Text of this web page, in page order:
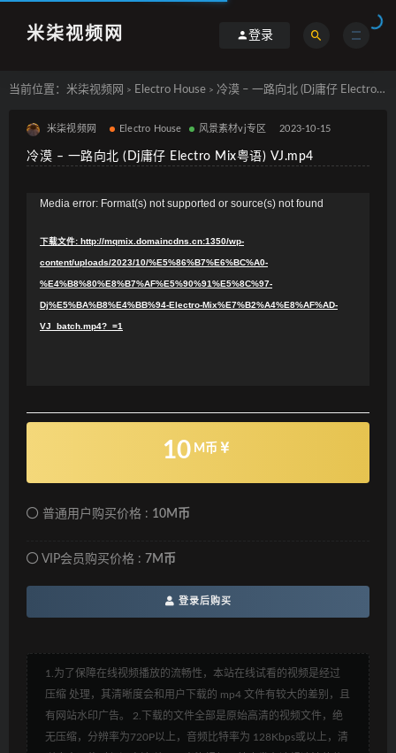
米柒视频网 登录
当前位置： 米柒视频网 > Electro House > 冷漠 – 一路向北 (Dj庸仔 Electro Mix粤语) VJ.mp4
米柒视频网 Electro House 风景素材vj专区 2023-10-15
冷漠 – 一路向北 (Dj庸仔 Electro Mix粤语) VJ.mp4
Media error: Format(s) not supported or source(s) not found
下载文件: http://mqmix.domaincdns.cn:1350/wp-
content/uploads/2023/10/%E5%86%B7%E6%BC%A0-
%E4%B8%80%E8%B7%AF%E5%90%91%E5%8C%97-
Dj%E5%BA%B8%E4%BB%94-Electro-Mix%E7%B2%A4%E8%AF%AD-
VJ_batch.mp4?_=1
10 M币
普通用户购买价格 : 10M币
VIP会员购买价格 : 7M币
登录后购买
1.为了保障在线视频播放的流畅性，本站在线试看的视频是经过
压缩 处理，其清晰度会和用户下载的 mp4 文件有较大的差别，且
有网站水印广告。 2.下载的文件全部是原始高清的视频文件，绝
无压缩，分辨率为720P以上，音频比特率为 128Kbps或以上，清